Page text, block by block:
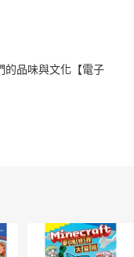
的品味與文化【電子